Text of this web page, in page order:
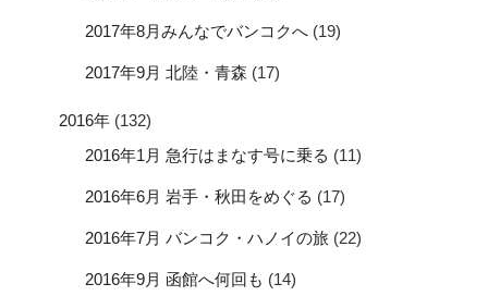
2017年8月みんなでバンコクへ (19)
2017年9月 北陸・青森 (17)
2016年 (132)
2016年1月 急行はまなす号に乗る (11)
2016年6月 岩手・秋田をめぐる (17)
2016年7月 バンコク・ハノイの旅 (22)
2016年9月 函館へ何回も (14)